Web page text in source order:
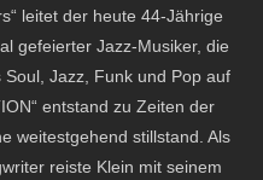
leitet der heute 44-Jährige
gefeierter Jazz-Musiker, die
Jazz, Funk und Pop auf
entstand zu Zeiten der
weitestgehend stillstand. Als
reiste Klein mit seinem